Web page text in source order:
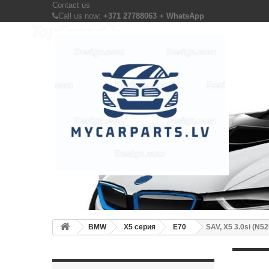
Contact us
Call us now: +371 27788063 + WhatsApp
BMW X5 серия E70 SAV, X5 3.0si